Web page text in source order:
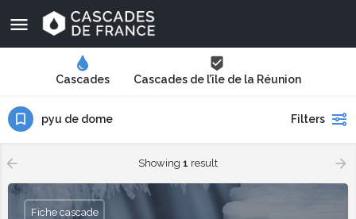
Cascades Cascades de l’île de la Réunion
pyu de dome Filters
Showing 1 result
Fiche cascade